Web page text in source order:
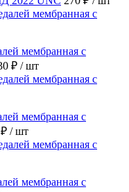
мембранная с
₽ / шт
мембранная с
/ шт
мембранная с